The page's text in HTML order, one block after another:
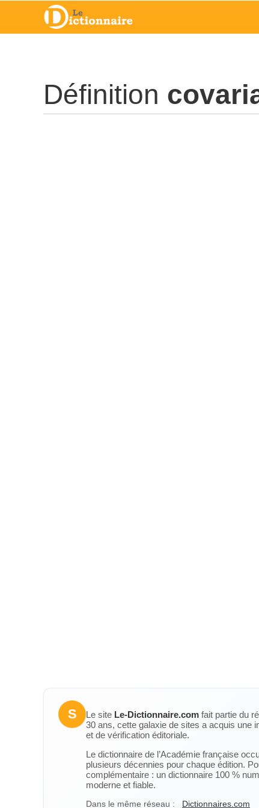
Définition
S Le site Le-Dictionnaire.com fait partie du
30 ans, cette galaxie de sites a acquis une
et de vérification éditoriale.
Le dictionnaire de l’Académie française
plusieurs décennies pour chaque édition.
complémentaire : un dictionnaire 100 %
moderne et fiable.
Dans le même réseau : Dictionnaires.com